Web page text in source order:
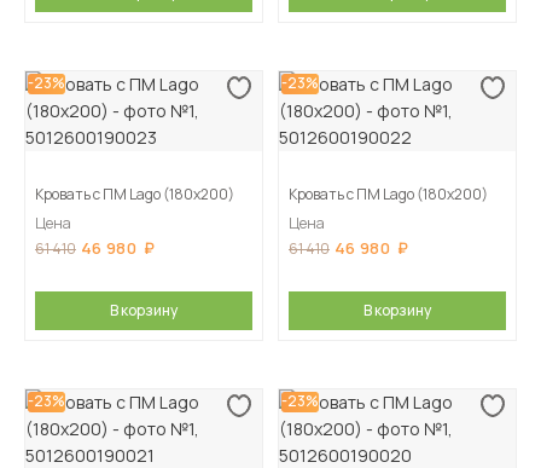
-23%
Кровать с ПМ Lago (180х200)
Цена
61 410 46 980
В корзину
-23%
Кровать с ПМ Lago (180х200)
Цена
61 410 46 980
В корзину
-23% -23%